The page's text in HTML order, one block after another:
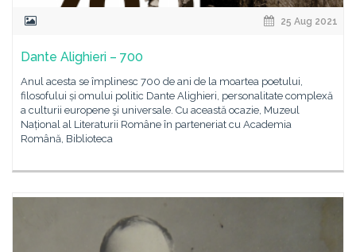
25 Aug 2021
Dante Alighieri – 700
Anul acesta se împlinesc 700 de ani de la moartea poetului,
filosofului și omului politic Dante Alighieri, personalitate complexă
a culturii europene şi universale. Cu această ocazie, Muzeul
Național al Literaturii Române în parteneriat cu Academia
Română, Biblioteca